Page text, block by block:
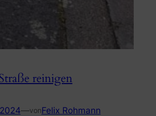
reinigen
—vonFelix Rohmann